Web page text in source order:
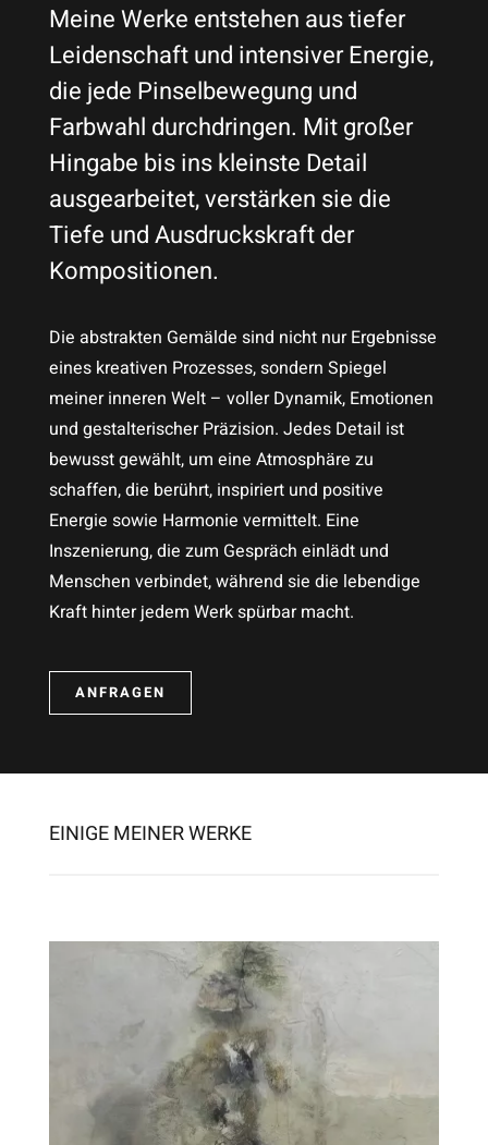
Meine Werke entstehen aus tiefer
Leidenschaft und intensiver Energie,
die jede Pinselbewegung und
Farbwahl durchdringen. Mit großer
Hingabe bis ins kleinste Detail
ausgearbeitet, verstärken sie die
Tiefe und Ausdruckskraft der
Kompositionen.
Die abstrakten Gemälde sind nicht nur Ergebnisse
eines kreativen Prozesses, sondern Spiegel
meiner inneren Welt – voller Dynamik, Emotionen
und gestalterischer Präzision. Jedes Detail ist
bewusst gewählt, um eine Atmosphäre zu
schaffen, die berührt, inspiriert und positive
Energie sowie Harmonie vermittelt. Eine
Inszenierung, die zum Gespräch einlädt und
Menschen verbindet, während sie die lebendige
Kraft hinter jedem Werk spürbar macht.
ANFRAGEN
EINIGE MEINER WERKE